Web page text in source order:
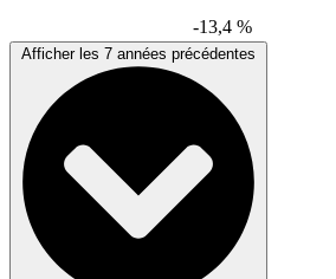
-13,4 %
Afficher les 7 années précédentes